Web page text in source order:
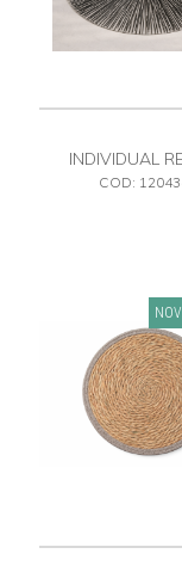
INDIVIDUAL
NEGRO
COD: